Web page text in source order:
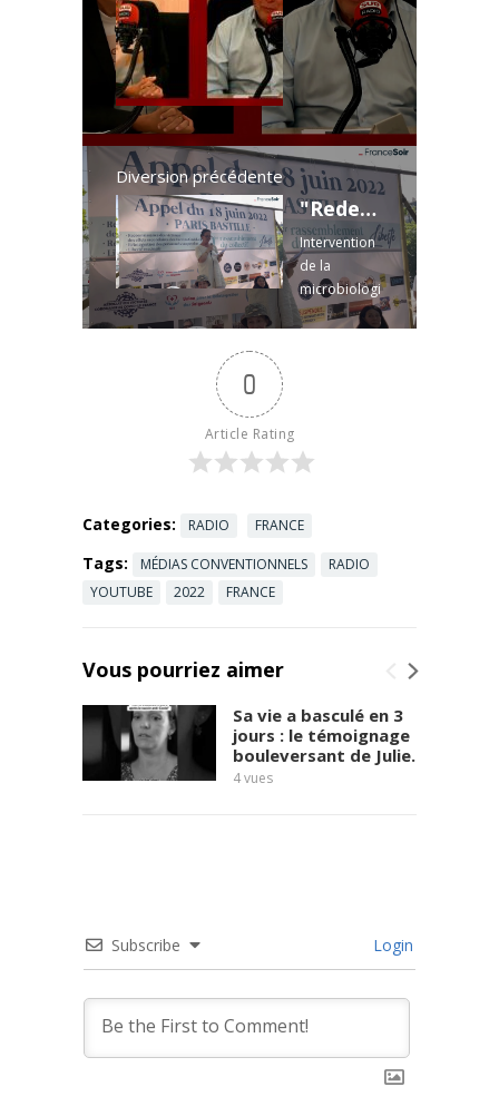
Diversion précédente
"Redevenir acteurs de nos vies" Typhaine Pinsolle au rassemblement "Appel à la liberté et à la vie"
Intervention
de la
microbiologi
ste Typhaine
Doyer, à
Paris, place
samedi 18
Source
0
Article Rating
Categories: RADIO FRANCE
Tags: MÉDIAS CONVENTIONNELS
RADIO
YOUTUBE
2022 FRANCE
Vous pourriez aimer
Sa vie a basculé en 3
jours : le témoignage
bouleversant de Julie.
4vues
Subscribe Login